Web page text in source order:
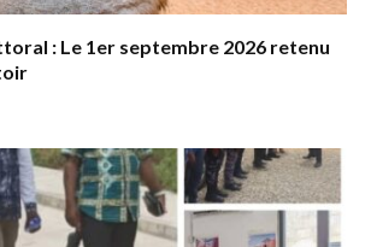
: Le 1er septembre 2026 retenu